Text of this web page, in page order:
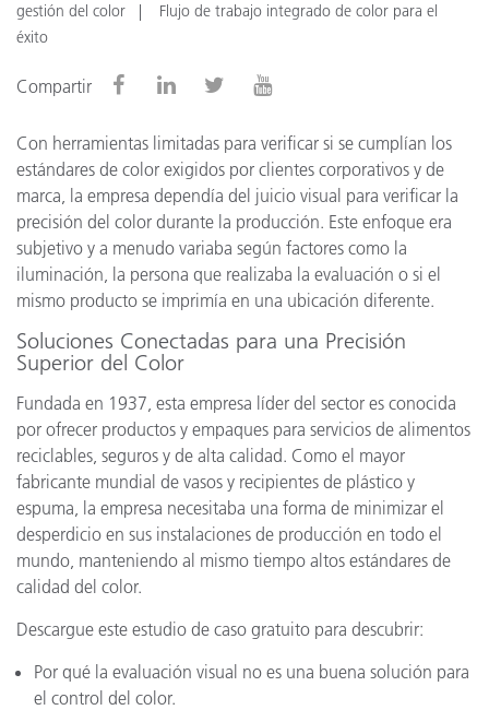
gestión del color
Flujo de trabajo integrado de color para el
éxito
Compartir
Con herramientas limitadas para verificar si se cumplían los
estándares de color exigidos por clientes corporativos y de
marca, la empresa dependía del juicio visual para verificar la
precisión del color durante la producción. Este enfoque era
subjetivo y a menudo variaba según factores como la
iluminación, la persona que realizaba la evaluación o si el
mismo producto se imprimía en una ubicación diferente.
Soluciones Conectadas para una Precisión
Superior del Color
Fundada en 1937, esta empresa líder del sector es conocida
por ofrecer productos y empaques para servicios de alimentos
reciclables, seguros y de alta calidad. Como el mayor
fabricante mundial de vasos y recipientes de plástico y
espuma, la empresa necesitaba una forma de minimizar el
desperdicio en sus instalaciones de producción en todo el
mundo, manteniendo al mismo tiempo altos estándares de
calidad del color.
Descargue este estudio de caso gratuito para descubrir:
Por qué la evaluación visual no es una buena solución para
el control del color.